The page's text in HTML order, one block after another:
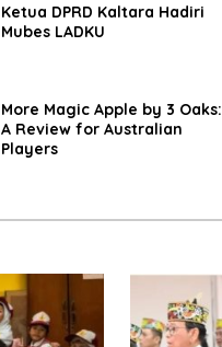
Ketua DPRD Kaltara Hadiri
Mubes LADKU
More Magic Apple by 3 Oaks:
A Review for Australian
Players